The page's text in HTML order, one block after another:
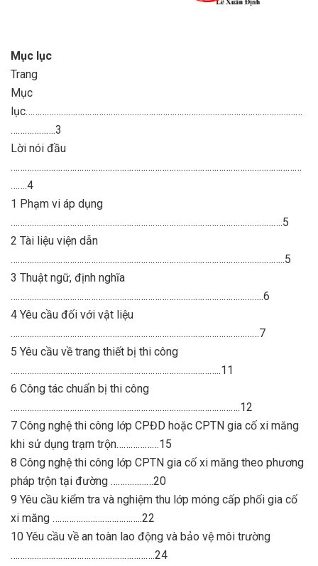
Mục lục
Trang
Mục
lục………………………………………………………………………………………………………
……………….3
Lời nói đầu
……………………………………………………………………………………………………………
…….4
1 Phạm vi áp dụng
…………………………………………………………………………………………………….5
2 Tài liệu viện dẫn
……………………………………………………………………………………………………..5
3 Thuật ngữ, định nghĩa
……………………………………………………………………………………………..6
4 Yêu cầu đối với vật liệu
……………………………………………………………………………………………7
5 Yêu cầu về trang thiết bị thi công
……………………………………………………………………………..11
6 Công tác chuẩn bị thi công
…………………………………………………………………………………….12
7 Công nghệ thi công lớp CPĐD hoặc CPTN gia cố xi măng
khi sử dụng trạm trộn………………15
8 Công nghệ thi công lớp CPTN gia cố xi măng theo phương
pháp trộn tại đường ………………20
9 Yêu cầu kiểm tra và nghiệm thu lớp móng cấp phối gia cố
xi măng ………………………………..22
10 Yêu cầu về an toàn lao động và bảo vệ môi trường
…………………………………………………….24